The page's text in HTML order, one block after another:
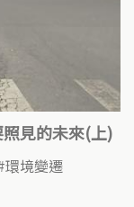
見的未來(上)
環境變遷